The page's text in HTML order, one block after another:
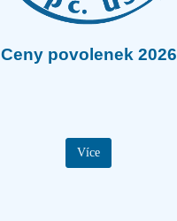
Ceny povolenek 2026
Více